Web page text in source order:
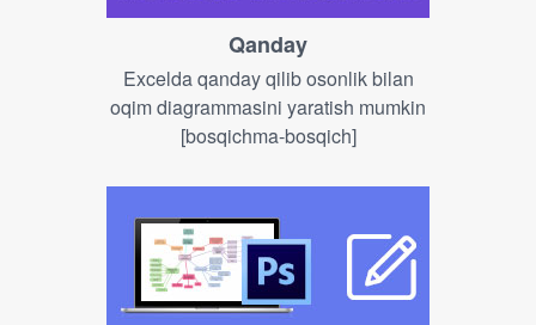
Qanday
Excelda qanday qilib osonlik bilan
oqim diagrammasini yaratish mumkin
[bosqichma-bosqich]